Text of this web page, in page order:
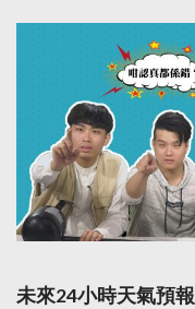
未來24小時天氣預報